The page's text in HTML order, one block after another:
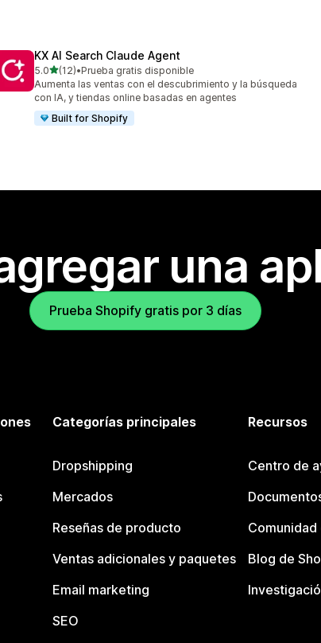
KX AI Search Claude Agent
5.0de 5 estrellas
(12)
12 reseñas en total
•Prueba gratis disponible
Aumenta las ventas con el descubrimiento y la búsqueda
con IA, y tiendas online basadas en agentes
Built for Shopify
una
Prueba Shopify gratis por 3 días
Categorías principales
Dropshipping
Mercados
Reseñas de producto
Ventas adicionales y paquetes
Email marketing
SEO
Recursos
Centro de
Blog de